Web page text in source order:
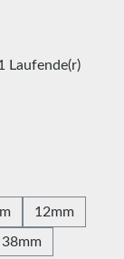
Laufende(r)
12mm
38mm